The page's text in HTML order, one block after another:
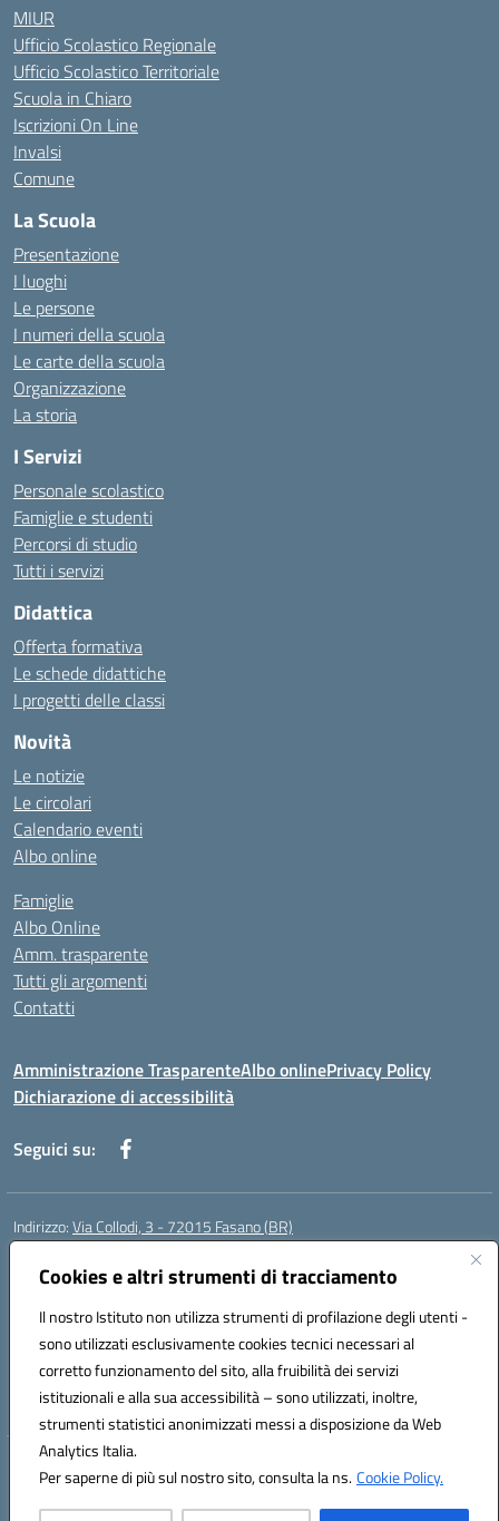
Cookies e altri strumenti di tracciamento
Il nostro Istituto non utilizza strumenti di profilazione degli utenti -
sono utilizzati esclusivamente cookies tecnici necessari al
corretto funzionamento del sito, alla fruibilità dei servizi
istituzionali e alla sua accessibilità – sono utilizzati, inoltre,
strumenti statistici anonimizzati messi a disposizione da Web
Analytics Italia.
Per saperne di più sul nostro sito, consulta la ns.Cookie Policy.
MIUR
Ufficio Scolastico Regionale
Ufficio Scolastico Territoriale
Scuola in Chiaro
Iscrizioni On Line
Invalsi
Comune
La Scuola
Presentazione
I luoghi
Le persone
I numeri della scuola
Le carte della scuola
Organizzazione
La storia
I Servizi
Personale scolastico
Famiglie e studenti
Percorsi di studio
Tutti i servizi
Didattica
Offerta formativa
Le schede didattiche
I progetti delle classi
Novità
Le notizie
Le circolari
Calendario eventi
Albo online
Famiglie
Albo Online
Amm. trasparente
Tutti gli argomenti
Contatti
Amministrazione TrasparenteAlbo onlinePrivacy Policy
Dichiarazione di accessibilità
Seguici su:
Indirizzo:Via Collodi, 3 - 72015 Fasano (BR)
Centralino:
Posta elettronica certificata (PEC):bric839004@pec.istruzione.it
Codice fiscale: 90059320748
Codice meccanografico:BRIC839004
Codice Indice delle Pubbliche Amministrazioni (IPA): istsc_bree02200r
Codice unico di fatturazione (CUF): MIL3BD
Hosting & Powered by 3D Solution S.r.l.
Concept & Design by Designers Italia